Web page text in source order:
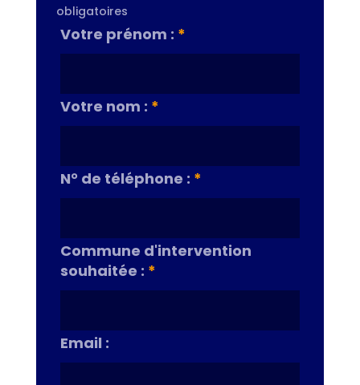
obligatoires
Votre prénom : *
Votre nom : *
N° de téléphone : *
Commune d'intervention
souhaitée : *
Email :